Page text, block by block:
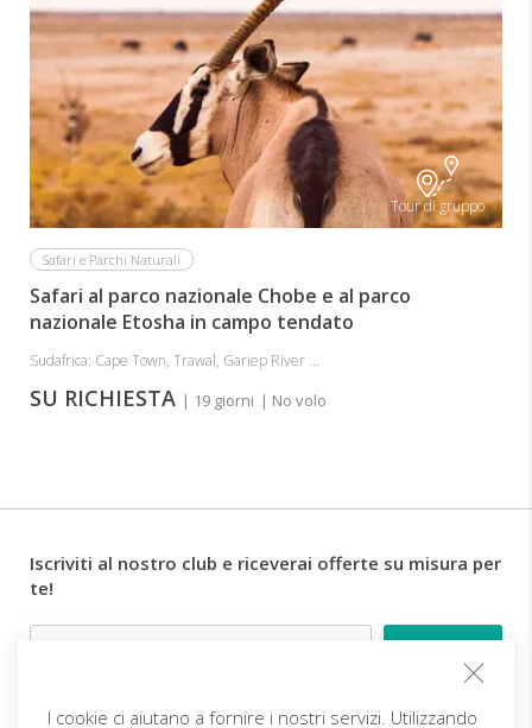
Tour di gruppo
Safari e Parchi Naturali
Safari al parco nazionale Chobe e al parco
nazionale Etosha in campo tendato
Sudafrica: Cape Town, Trawal, Gariep River ...
SU RICHIESTA | 19 giorni | No volo
Iscriviti al nostro club e riceverai offerte su misura per
te!
Email
I cookie ci aiutano a fornire i nostri servizi. Utilizzando